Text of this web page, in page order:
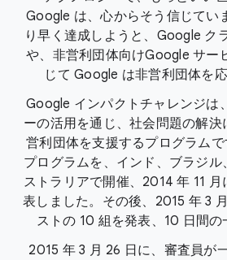
Google は、心からそう信じてい
り早く達成しようと、Google ク
や、非営利団体向けGoogle サー
じて Google は非営利団体を
Google インパクトチャレンジは
ーの活用を通じ、社会問題の解決
営利団体を支援するプログラム
プログラムを、インド、ブラジル、
ストラリアで開催、2014 年 11
表しました。 その後、2015 年 3
ストの 10 組を発表、10 日間の
2015 年 3 月 26 日に、審査員が